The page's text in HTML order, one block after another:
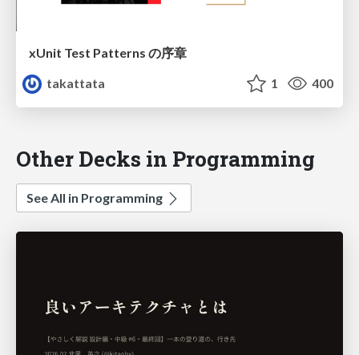
xUnit Test Patterns の序章
takattata
1 400
Other Decks in Programming
See All in Programming